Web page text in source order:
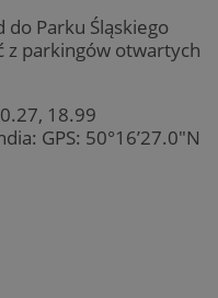
do Parku Śląskiego
z parkingów otwartych
18.99
GPS: 50°16’27.0″N